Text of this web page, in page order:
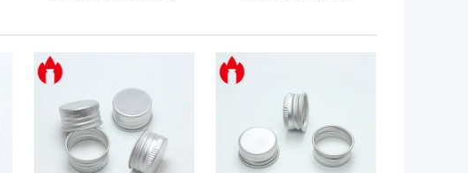
BESTE PRIJS BESTE PRIJS